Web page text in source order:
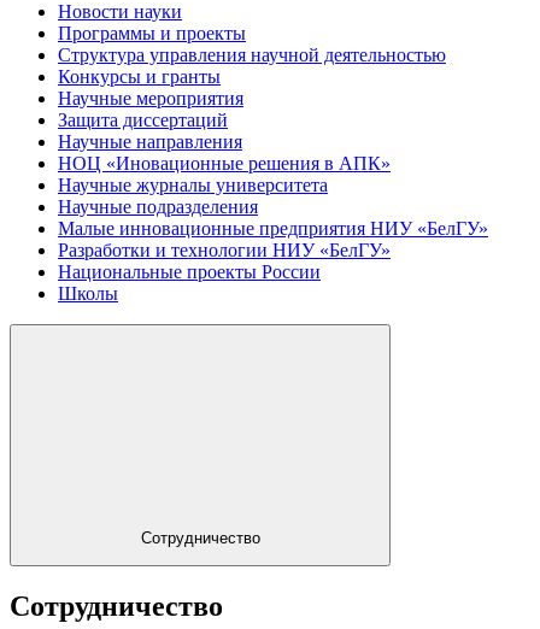
Новости науки
Программы и проекты
Структура управления научной деятельностью
Конкурсы и гранты
Научные мероприятия
Защита диссертаций
Научные направления
НОЦ «Иновационные решения в АПК»
Научные журналы университета
Научные подразделения
Малые инновационные предприятия НИУ «БелГУ»
Разработки и технологии НИУ «БелГУ»
Национальные проекты России
Школы
Сотрудничество
Сотрудничество